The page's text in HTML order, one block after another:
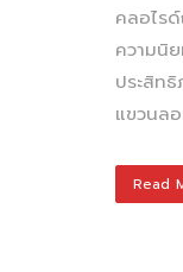
คลอไร
ความนิ
ประสิท
แขวนล
Read